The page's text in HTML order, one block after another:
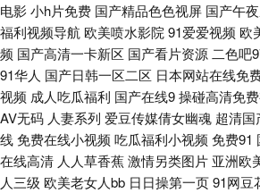
洲狼人社区 91色片 老太AV老太AV 午夜电影日韩
国内九九亚 日本热情综合网址 午夜福利a毛片 最
看 五月花麻豆传媒 91黄在线观看 超碰毛片 久草
本中文字幕MV 五月激情网站 自拍第一页 91探花
电影小h片免费 国产精品色色视屏 国产午
福利视频导航 欧美喷水影院 91爱爱视频 欧
频 国产高清一卡新区 国产看片资源 二色吧
91华人 国产日韩一区二区 日本网站在线免
视频 成人吃瓜福利 国产在线9操碰高清免
AV无码 人妻系列 爱豆传媒倩女幽魂 超清国
线免费在线小视频 吃瓜福利小视频 免费91
在线高清 人人草香蕉激情另类图片 亚洲欧
人三级 欧美老女人bb 日日操第一页91网豆